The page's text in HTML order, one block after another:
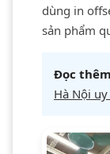
dùng in
sản phẩm
Đọc
Hà Nội